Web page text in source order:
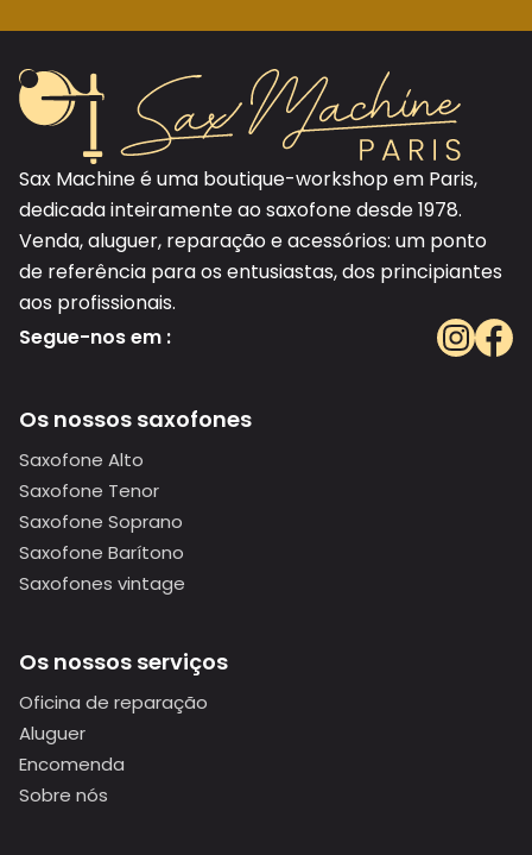
Sax Machine é uma boutique-workshop em Paris,
dedicada inteiramente ao saxofone desde 1978.
Venda, aluguer, reparação e acessórios: um ponto
de referência para os entusiastas, dos principiantes
aos profissionais.
Segue-nos em :
Os nossos saxofones
Saxofone Alto
Saxofone Tenor
Saxofone Soprano
Saxofone Barítono
Saxofones vintage
Os nossos serviços
Oficina de reparação
Aluguer
Encomenda
Sobre nós